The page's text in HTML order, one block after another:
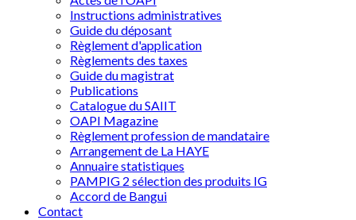
Instructions administratives
Guide du déposant
Règlement d'application
Règlements des taxes
Guide du magistrat
Publications
Catalogue du SAIIT
OAPI Magazine
Règlement profession de mandataire
Arrangement de La HAYE
Annuaire statistiques
PAMPIG 2 sélection des produits IG
Accord de Bangui
Contact